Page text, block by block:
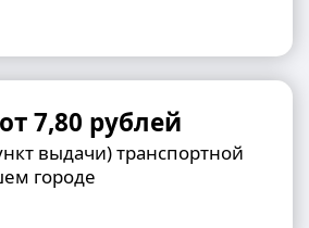
7,80 рублей
выдачи) транспортной
городе